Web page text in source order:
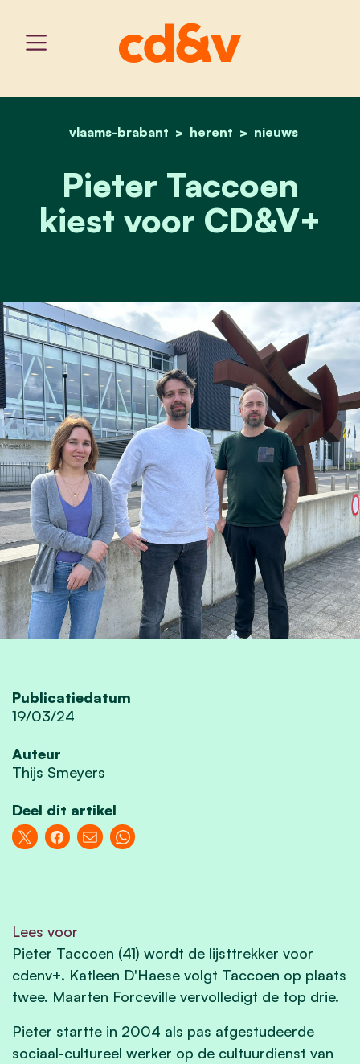
home
vlaams-brabant herent nieuws
pieter taccoen kiest
Pieter Taccoen
kiest voor CD&V+
Publicatiedatum
19/03/24
Auteur
Thijs Smeyers
Deel dit artikel
Lees voor
Pieter Taccoen (41) wordt de lijsttrekker voor
cdenv+. Katleen D'Haese volgt Taccoen op plaats
twee. Maarten Forceville vervolledigt de top drie.
Pieter startte in 2004 als pas afgestudeerde
sociaal-cultureel werker op de cultuurdienst van